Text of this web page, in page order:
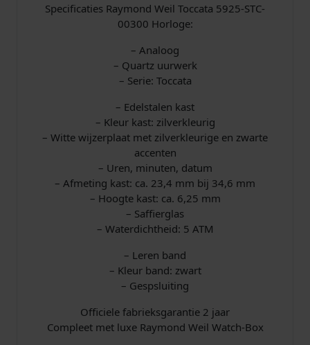
9
9
5
,
0
0
.
Specificaties Raymond Weil Toccata 5925-STC-
00300 Horloge:
– Analoog
– Quartz uurwerk
– Serie: Toccata
– Edelstalen kast
– Kleur kast: zilverkleurig
– Witte wijzerplaat met zilverkleurige en zwarte
accenten
– Uren, minuten, datum
– Afmeting kast: ca. 23,4 mm bij 34,6 mm
– Hoogte kast: ca. 6,25 mm
– Saffierglas
– Waterdichtheid: 5 ATM
– Leren band
– Kleur band: zwart
– Gespsluiting
Officiele fabrieksgarantie 2 jaar
Compleet met luxe Raymond Weil Watch-Box